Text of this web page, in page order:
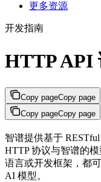
更多资源
开发指南
HTTP API
Copy pageCopy page
Copy pageCopy page
智谱提供基于
HTTP 协议与智谱的
语言或开发框架，都
AI 模型。